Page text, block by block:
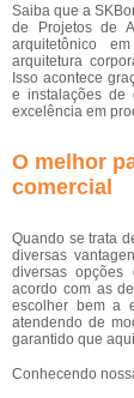
Saiba que a
de Projetos de
arquitetônico
arquitetura
Isso acontece
e instalações de
excelência em
O melhor
comercial
Quando se trata
diversas
diversas opções
acordo com as
escolher bem a
atendendo de
garantido que
Conhecendo